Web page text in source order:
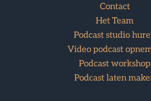
Contact
Het Team
Podcast studio
Video podcast
Podcast workshop
Podcast laten